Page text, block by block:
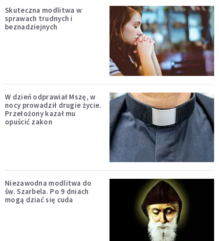
Skuteczna modlitwa w
sprawach trudnych i
beznadziejnych
W dzień odprawiał Mszę, w
nocy prowadził drugie życie.
Przełożony kazał mu
opuścić zakon
Niezawodna modlitwa do
św. Szarbela. Po 9 dniach
mogą dziać się cuda